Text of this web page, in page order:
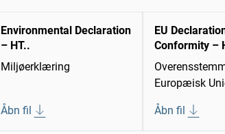
Environmental Declaration
– HT..
Miljøerklæring
Åbn fil
EU
Conformity –
Europæisk
Åbn fil